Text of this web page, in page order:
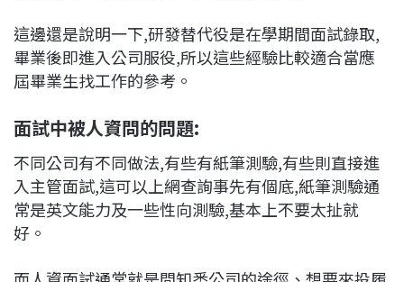
這邊還是說明一下,研發替代役是在學期間面試錄取,
畢業後即進入公司服役,所以這些經驗比較適合當應
屆畢業生找工作的參考。
面試中被人資問的問題:
不同公司有不同做法,有些有紙筆測驗,有些則直接進
入主管面試,這可以上網查詢事先有個底,紙筆測驗通
常是英文能力及一些性向測驗,基本上不要太扯就
好。